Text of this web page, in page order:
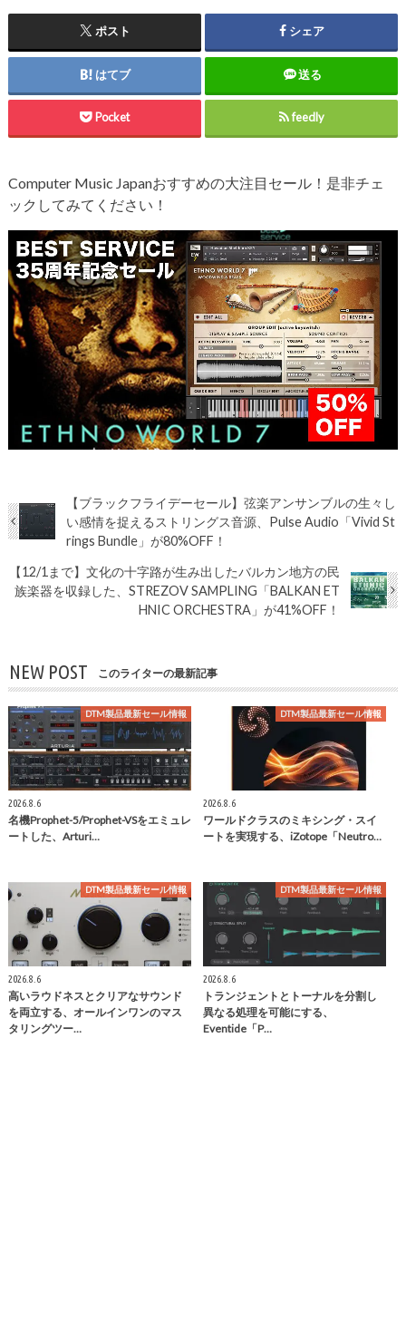
ポスト シェア
はてブ 送る
Pocket feedly
Computer Music Japanおすすめの大注目セール！是非チェ
ックしてみてください！
【ブラックフライデーセール】弦楽アンサンブルの生々し
い感情を捉えるストリングス音源、Pulse Audio「Vivid St
rings Bundle」が80%OFF！
【12/1まで】文化の十字路が生み出したバルカン地方の民
族楽器を収録した、STREZOV SAMPLING「BALKAN ET
HNIC ORCHESTRA」が41%OFF！
NEW POST このライターの最新記事
DTM製品最新セール情報
2026.8.6
名機Prophet-5/Prophet-VSをエミュレ
ートした、Arturi…
DTM製品最新セール情報
2026.8.6
ワールドクラスのミキシング・スイ
ートを実現する、iZotope「Neutro…
DTM製品最新セール情報
2026.8.6
高いラウドネスとクリアなサウンド
を両立する、オールインワンのマス
タリングツー…
DTM製品最新セール情報
2026.8.6
トランジェントとトーナルを分割し
異なる処理を可能にする、
Eventide「P…